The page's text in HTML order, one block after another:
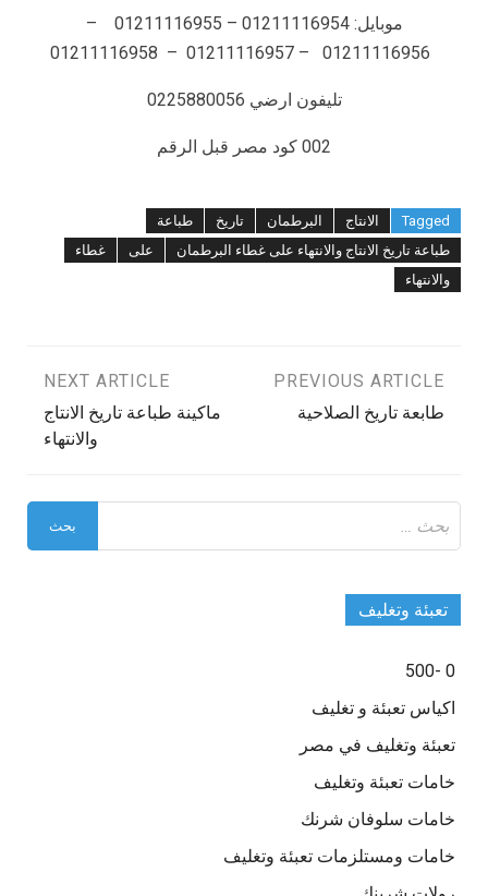
موبايل: 01211116954 – 01211116955 –
تليفون ارضي 0225880056
002 كود مصر قبل الرقم
Tagged الانتاج البرطمان تاريخ
طباعة
طباعة تاريخ الانتاج والانتهاء على غطاء البرطمان
على
غطاء
والانتهاء
تصفّح
PREVIOUS ARTICLE
طابعة تاريخ الصلاحية
NEXT ARTICLE
ماكينة طباعة تاريخ الانتاج
والانتهاء
عن:
تعبئة وتغليف
0 -500
اكياس تعبئة و تغليف
تعبئة وتغليف في مصر
خامات تعبئة وتغليف
خامات سلوفان شرنك
خامات ومستلزمات تعبئة وتغليف